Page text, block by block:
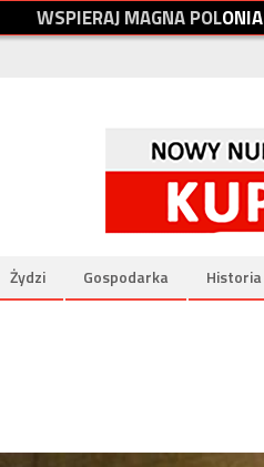
WSPIERAJMAGNAPOLONIA
Żydzi Gospodarka Historia